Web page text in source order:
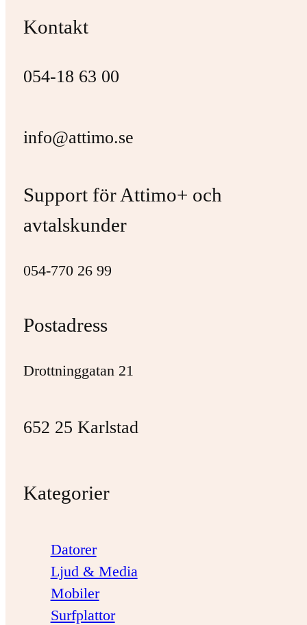
Kontakt
054-18 63 00
info@attimo.se
Support för Attimo+ och
avtalskunder
054-770 26 99
Postadress
Drottninggatan 21
652 25 Karlstad
Kategorier
Datorer
Ljud & Media
Mobiler
Surfplattor